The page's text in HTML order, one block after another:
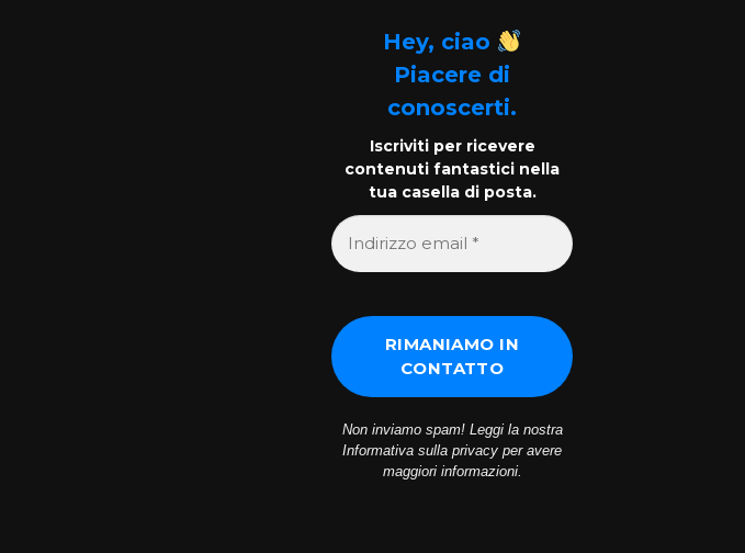
Hey, ciao
Piacere di
conoscerti.
Iscriviti per ricevere
contenuti fantastici nella
tua casella di posta.
Non inviamo spam! Leggi la nostra
Informativa sulla privacy per avere
maggiori informazioni.